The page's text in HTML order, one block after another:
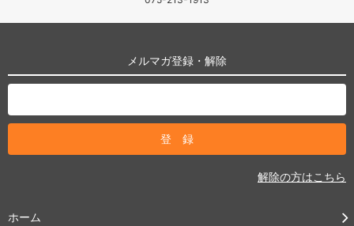
メルマガ登録・解除
解除の方はこちら
ホーム